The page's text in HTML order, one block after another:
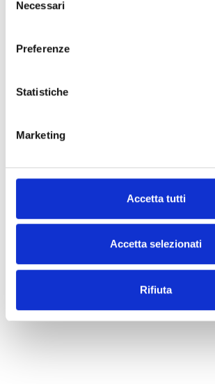
delNecessari
Preferenze
Statistiche
Marketing
Accetta tutti
Accetta selezionati
Rifiuta